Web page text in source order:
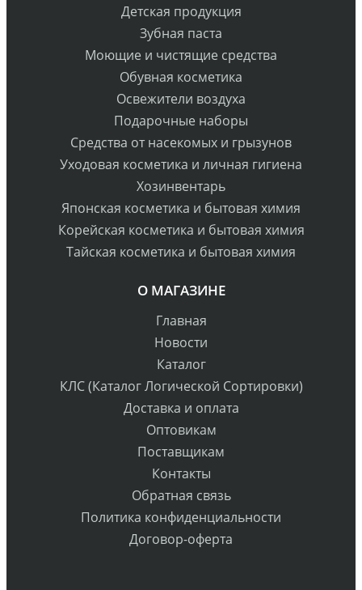
Детская продукция
Зубная паста
Моющие и чистящие средства
Обувная косметика
Освежители воздуха
Подарочные наборы
Средства от насекомых и грызунов
Уходовая косметика и личная гигиена
Хозинвентарь
Японская косметика и бытовая химия
Корейская косметика и бытовая химия
Тайская косметика и бытовая химия
О МАГАЗИНЕ
Главная
Новости
Каталог
КЛС (Каталог Логической Сортировки)
Доставка и оплата
Оптовикам
Поставщикам
Контакты
Обратная связь
Политика конфиденциальности
Договор-оферта